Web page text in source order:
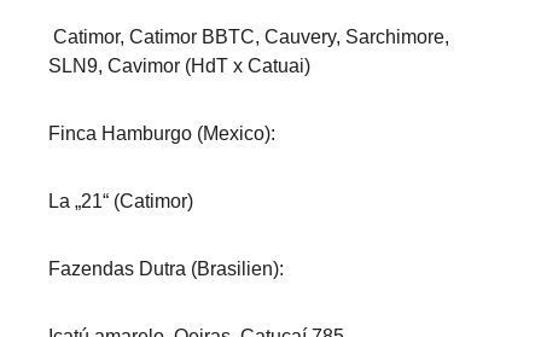
Catimor, Catimor BBTC, Cauvery, Sarchimore,
SLN9, Cavimor (HdT x Catuai)
Finca Hamburgo (Mexico):
La „21“ (Catimor)
Fazendas Dutra (Brasilien):